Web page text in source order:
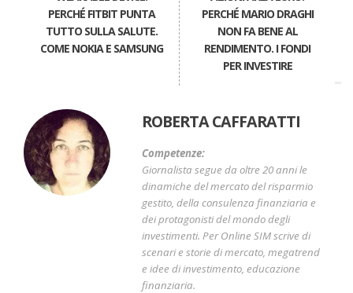
PERCHÉ FITBIT PUNTA
TUTTO SULLA SALUTE.
COME NOKIA E SAMSUNG
PERCHÉ MARIO DRAGHI
NON FA BENE AL
RENDIMENTO. I FONDI
PER INVESTIRE
ROBERTA CAFFARATTI
Competenze:
Giornalista segue da oltre 20 anni le
dinamiche del mercato del risparmio
gestito, della consulenza finanziaria e
dei protagonisti del mondo degli
investimenti. Per Online SIM scrive di
scenari e storie di mercato, megatrend
e idee di investimento, educazione
finanziaria.